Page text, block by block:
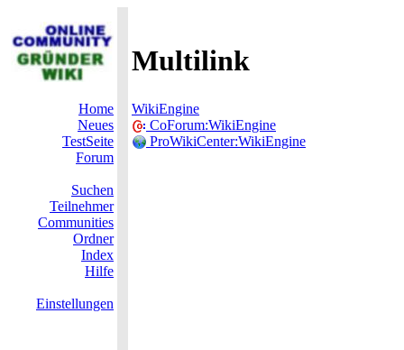
Multilink
Home
Neues
TestSeite
Forum
Suchen
Teilnehmer
Communities
Ordner
Index
Hilfe
Einstellungen
WikiEngine
CoForum:WikiEngine
ProWikiCenter:WikiEngine